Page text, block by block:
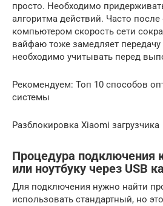
просто. Необходимо
алгоритма действий. Часто
компьютером скорость сети
вайфаю тоже замедляет
необходимо учитывать перед
Рекомендуем: Топ 10 способов
системы
Разблокировка Xiaomi загрузчика
Процедура подключения
или ноутбуку через USB
Для подключения нужно найти
использовать стандартный, но